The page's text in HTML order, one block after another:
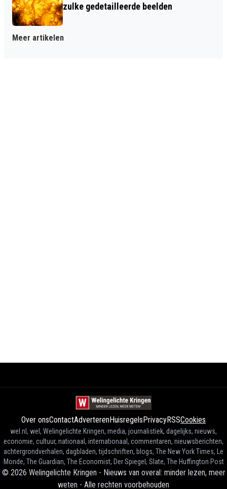
zulke gedetailleerde beelden
Meer artikelen
Over onsContactAdverterenHuisregelsPrivacyRSSCookies
wel.nl, wel, Welingelichte Kringen, media, journalistiek, dagelijks, nieuws,
economie, cultuur, nationaal, internationaal, commentaren, nieuwsberichten,
achtergrondverhalen, dagbladen, tijdschriften, blogs, The New York Times, Le
Monde, The Guardian, The Economist, Der Spiegel, Slate, The Huffington Post
© 2026 Welingelichte Kringen - Nieuws van overal: minder lezen, meer
weten - Alle rechten voorbehouden